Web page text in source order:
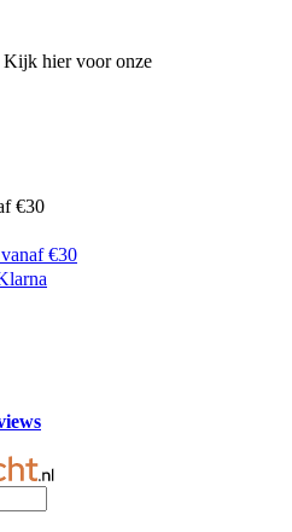
Kijk hier voor onze
€30
€30